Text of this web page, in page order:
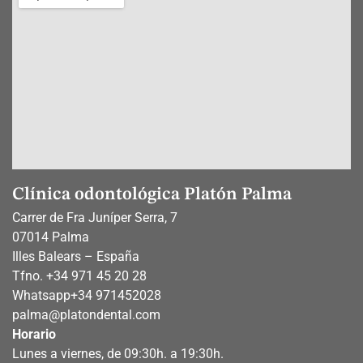
Clínica odontológica Platón Palma
Carrer de Fra Juníper Serra, 7
07014 Palma
Illes Balears – España
Tfno. +34 971 45 20 28
Whatsapp+34 971452028
palma@platondental.com
Horario
Lunes a viernes, de 09:30h. a 19:30h.